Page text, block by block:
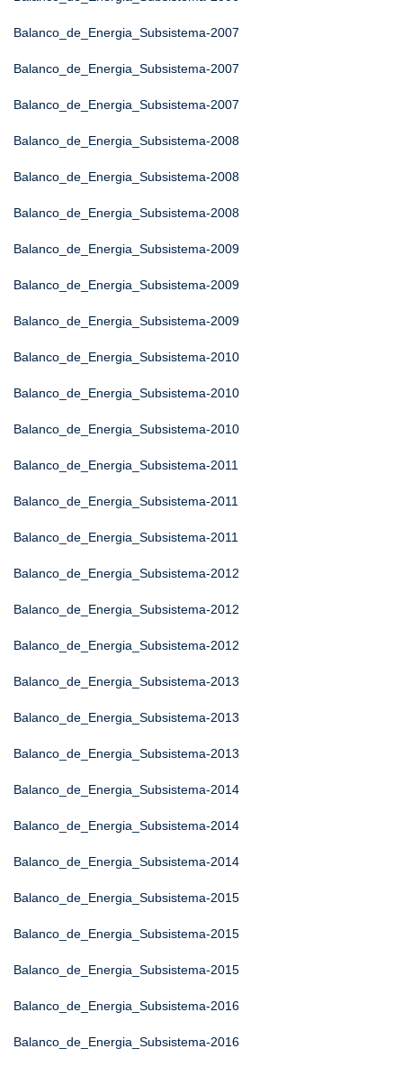
Balanco_de_Energia_Subsistema-2007
Balanco_de_Energia_Subsistema-2007
Balanco_de_Energia_Subsistema-2007
Balanco_de_Energia_Subsistema-2008
Balanco_de_Energia_Subsistema-2008
Balanco_de_Energia_Subsistema-2008
Balanco_de_Energia_Subsistema-2009
Balanco_de_Energia_Subsistema-2009
Balanco_de_Energia_Subsistema-2009
Balanco_de_Energia_Subsistema-2010
Balanco_de_Energia_Subsistema-2010
Balanco_de_Energia_Subsistema-2010
Balanco_de_Energia_Subsistema-2011
Balanco_de_Energia_Subsistema-2011
Balanco_de_Energia_Subsistema-2011
Balanco_de_Energia_Subsistema-2012
Balanco_de_Energia_Subsistema-2012
Balanco_de_Energia_Subsistema-2012
Balanco_de_Energia_Subsistema-2013
Balanco_de_Energia_Subsistema-2013
Balanco_de_Energia_Subsistema-2013
Balanco_de_Energia_Subsistema-2014
Balanco_de_Energia_Subsistema-2014
Balanco_de_Energia_Subsistema-2014
Balanco_de_Energia_Subsistema-2015
Balanco_de_Energia_Subsistema-2015
Balanco_de_Energia_Subsistema-2015
Balanco_de_Energia_Subsistema-2016
Balanco_de_Energia_Subsistema-2016